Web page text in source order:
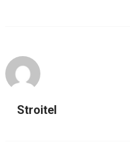
Stroitel